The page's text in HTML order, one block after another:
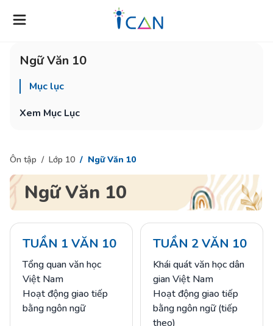
Ngữ Văn 10
Mục lục
Xem Mục Lục
Ôn tập Lớp 10 Ngữ Văn 10
Ngữ Văn 10
TUẦN 1 VĂN 10
Tổng quan văn học
Việt Nam
Hoạt động giao tiếp
bằng ngôn ngữ
TUẦN 2 VĂN 10
Khái quát văn học dân
gian Việt Nam
Hoạt động giao tiếp
bằng ngôn ngữ (tiếp
theo)